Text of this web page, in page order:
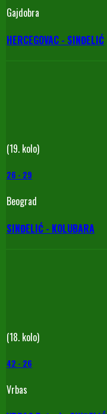
Gajdobra
HERCEGOVAC - SINĐELIĆ
(19. kolo)
26 - 29
Beograd
SINĐELIĆ - KOLUBARA
(18. kolo)
42 - 26
Vrbas